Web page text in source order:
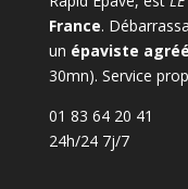
France.
un épaviste
30mn). Service
01 83 64 20 41
24h/24 7j/7